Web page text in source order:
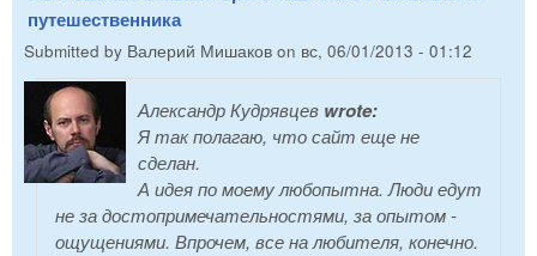
путешественника
Submitted by Валерий Мишаков on вс, 06/01/2013 - 01:12
Александр Кудрявцев wrote:
Я так полагаю, что сайт еще не
сделан.
А идея по моему любопытна. Люди едут
не за достопримечательностями, за опытом -
ощущениями. Впрочем, все на любителя, конечно.